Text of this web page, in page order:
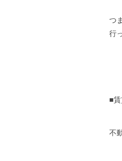
つ
行
■
不